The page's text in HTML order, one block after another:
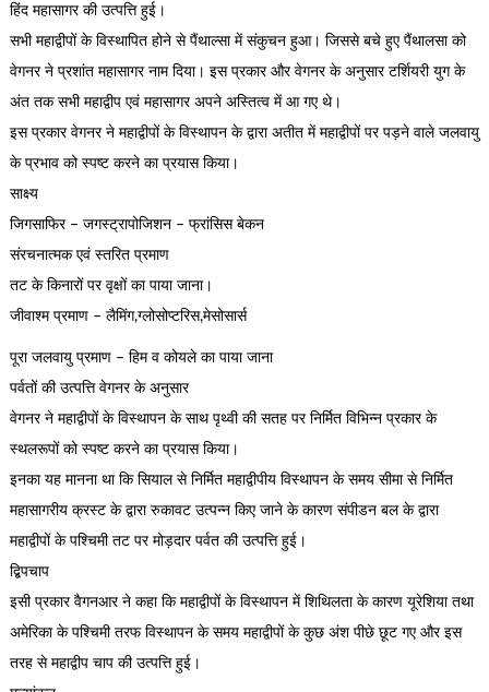
हिंद महासागर की उत्पत्ति हुई।
सभी महाद्वीपों के विस्थापित होने से पैंथाल्सा में संकुचन हुआ। जिससे बचे हुए पैंथालसा को
वेगनर ने प्रशांत महासागर नाम दिया। इस प्रकार और वेगनर के अनुसार टर्शियरी युग के
अंत तक सभी महाद्वीप एवं महासागर अपने अस्तित्व में आ गए थे।
इस प्रकार वेगनर ने महाद्वीपों के विस्थापन के द्वारा अतीत में महाद्वीपों पर पड़ने वाले जलवायु
के प्रभाव को स्पष्ट करने का प्रयास किया।
साक्ष्य
जिगसाफिर – जगस्ट्रापोजिशन – फ्रांसिस बेकन
संरचनात्मक एवं स्तरित प्रमाण
तट के किनारों पर वृक्षों का पाया जाना।
जीवाश्म प्रमाण – लैमिंग,ग्लोसोप्टरिस,मेसोसार्स
पूरा जलवायु प्रमाण – हिम व कोयले का पाया जाना
पर्वतों की उत्पत्ति वेगनर के अनुसार
वेगनर ने महाद्वीपों के विस्थापन के साथ पृथ्वी की सतह पर निर्मित विभिन्न प्रकार के
स्थलरूपों को स्पष्ट करने का प्रयास किया।
इनका यह मानना था कि सियाल से निर्मित महाद्वीपीय विस्थापन के समय सीमा से निर्मित
महासागरीय क्रस्ट के द्वारा रुकावट उत्पन्न किए जाने के कारण संपीडन बल के द्वारा
महाद्वीपों के पश्चिमी तट पर मोड़दार पर्वत की उत्पत्ति हुई।
द्बिपचाप
इसी प्रकार वैगनआर ने कहा कि महाद्वीपों के विस्थापन में शिथिलता के कारण यूरेशिया तथा
अमेरिका के पश्चिमी तरफ विस्थापन के समय महाद्वीपों के कुछ अंश पीछे छूट गए और इस
तरह से महाद्वीप चाप की उत्पत्ति हुई।